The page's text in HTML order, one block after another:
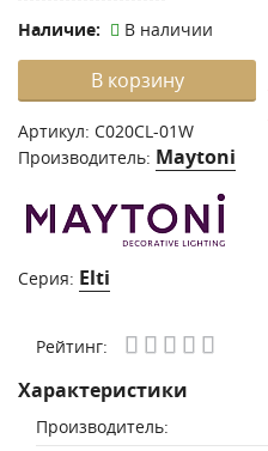
Наличие:
В наличии
В корзину
Артикул: C020CL-01W
Производитель: Maytoni
Серия: Elti
Рейтинг:
Характеристики
Производитель: